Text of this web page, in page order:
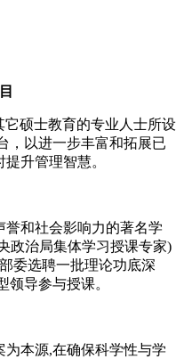
硕士教育的专业人士所设
，以进一步丰富和拓展已
升管理智慧。
和社会影响力的著名学
政治局集体学习授课专家)
委选聘一批理论功底深
领导参与授课。
本源,在确保科学性与学